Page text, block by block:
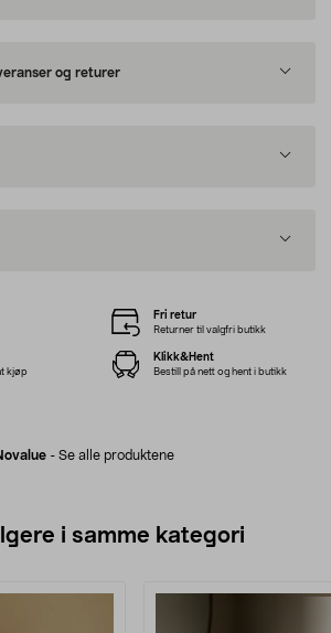
og returer
- Se alle produktene
Fri retur
Returner til valgfri butikk
kjøp
Klikk&Hent
Bestill på nett og hent i butikk
i samme kategori